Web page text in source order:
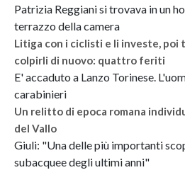
Patrizia Reggiani si trovava in un
terrazzo della camera
Litiga con i ciclisti e li investe,
colpirli di nuovo: quattro feriti
E' accaduto a Lanzo Torinese.
carabinieri
Un relitto di epoca romana
del Vallo
Giuli: "Una delle più importanti
subacquee degli ultimi anni"